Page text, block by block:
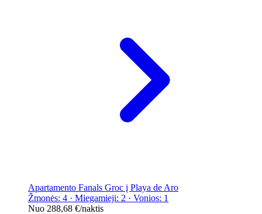
Apartamento Fanals Groc į Playa de Aro
Žmonės: 4 · Miegamieji: 2 · Vonios: 1
Nuo 288,68 €/naktis